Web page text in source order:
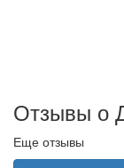
Отзывы о
Еще отзывы